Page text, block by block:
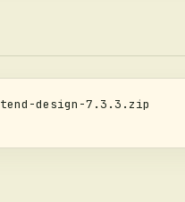
design-7.3.3.zip